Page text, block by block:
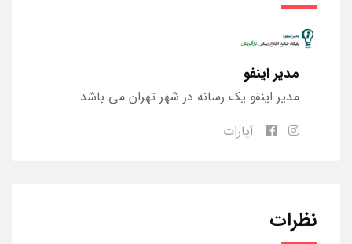
مدیر اینفو
مدیر اینفو یک رسانه در شهر تهران می باشد
آپارات
نظرات